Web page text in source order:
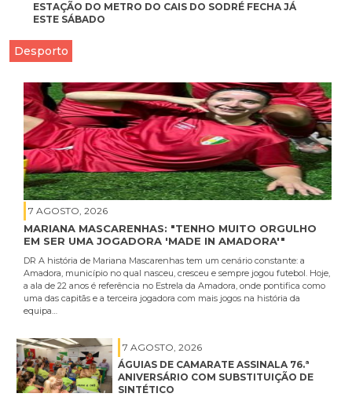
ESTAÇÃO DO METRO DO CAIS DO SODRÉ FECHA JÁ
ESTE SÁBADO
Desporto
7 AGOSTO, 2026
MARIANA MASCARENHAS: "TENHO MUITO ORGULHO
EM SER UMA JOGADORA 'MADE IN AMADORA'"
DR A história de Mariana Mascarenhas tem um cenário constante: a
Amadora, município no qual nasceu, cresceu e sempre jogou futebol. Hoje,
a ala de 22 anos é referência no Estrela da Amadora, onde pontifica como
uma das capitãs e a terceira jogadora com mais jogos na história da
equipa…
7 AGOSTO, 2026
ÁGUIAS DE CAMARATE ASSINALA 76.ª
ANIVERSÁRIO COM SUBSTITUIÇÃO DE
SINTÉTICO